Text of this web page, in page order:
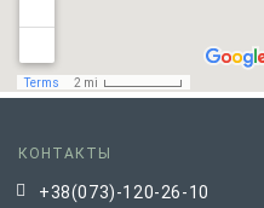
КОНТАКТЫ
+38(073)-120-26-10